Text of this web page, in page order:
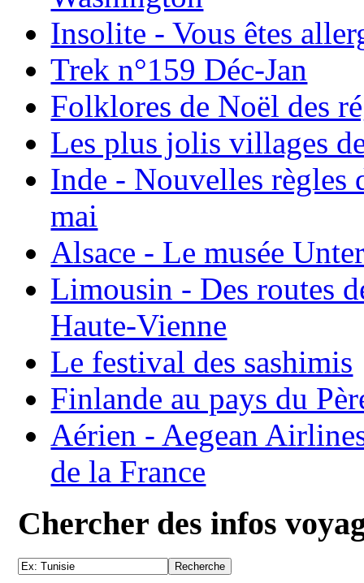
Insolite - Vous êtes
Trek n°159 Déc-Jan
Folklores de Noël des
Les plus jolis villages
Inde - Nouvelles règles
mai
Alsace - Le musée
Limousin - Des routes
Haute-Vienne
Le festival des sashimis
Finlande au pays du
Aérien - Aegean
de la France
Chercher des infos